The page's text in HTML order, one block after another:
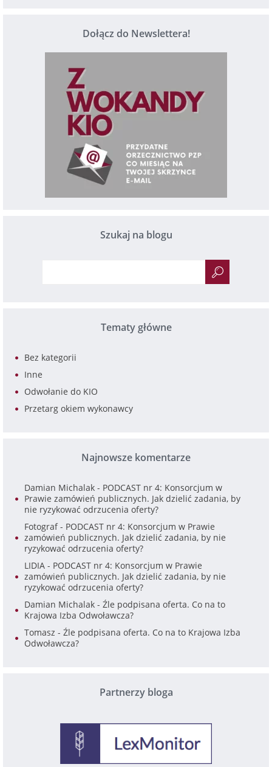
Dołącz do Newslettera!
Szukaj na blogu
Tematy główne
Bez kategorii
Inne
Odwołanie do KIO
Przetarg okiem wykonawcy
Najnowsze komentarze
Damian Michalak - PODCAST nr 4: Konsorcjum w
Prawie zamówień publicznych. Jak dzielić zadania, by
nie ryzykować odrzucenia oferty?
Fotograf- PODCAST nr 4: Konsorcjum w Prawie
zamówień publicznych. Jak dzielić zadania, by nie
ryzykować odrzucenia oferty?
LIDIA - PODCAST nr 4: Konsorcjum w Prawie
zamówień publicznych. Jak dzielić zadania, by nie
ryzykować odrzucenia oferty?
Damian Michalak - Źle podpisana oferta. Co na to
Krajowa Izba Odwoławcza?
Tomasz - Źle podpisana oferta. Co na to Krajowa Izba
Odwoławcza?
Partnerzy bloga